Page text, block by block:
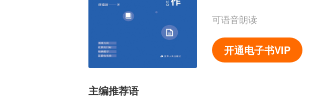
可语音朗读
开通电子书VIP
主编推荐语